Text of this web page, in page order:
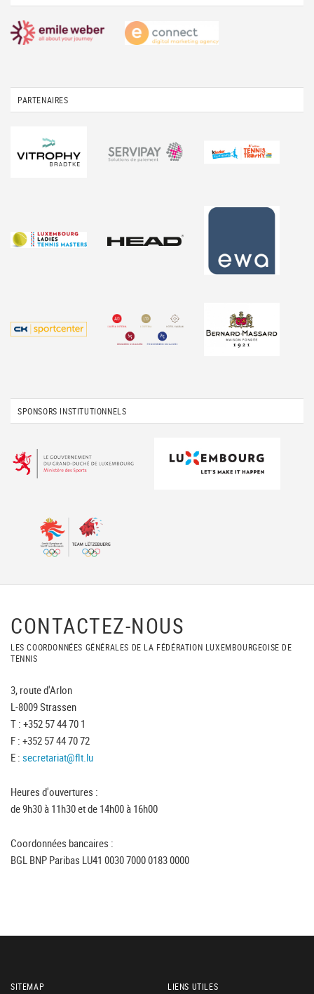
PARTENAIRES
SPONSORS INSTITUTIONNELS
CONTACTEZ-NOUS
LES COORDONNÉES GÉNÉRALES DE LA FÉDÉRATION LUXEMBOURGEOISE DE
TENNIS
3, route d'Arlon
L-8009 Strassen
T : +352 57 44 70 1
F : +352 57 44 70 72
E : secretariat@flt.lu
Heures d'ouvertures :
de 9h30 à 11h30 et de 14h00 à 16h00
Coordonnées bancaires :
BGL BNP Paribas LU41 0030 7000 0183 0000
SITEMAP LIENS UTILES